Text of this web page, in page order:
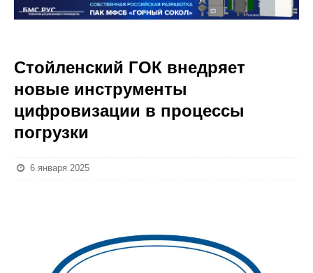
Стойленский ГОК внедряет
новые инструменты
цифровизации в процессы
погрузки
6 января 2025